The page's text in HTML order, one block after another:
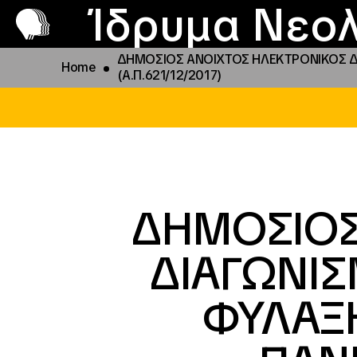
Ίδρυμα
Home
ΔΗΜΟΣΙΟΣ ΑΝΟΙΧΤΟΣ ΗΛΕΚΤΡΟΝΙΚΟΣ
(Α.Π.621/12/2017)